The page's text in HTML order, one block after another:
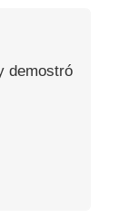
demostró